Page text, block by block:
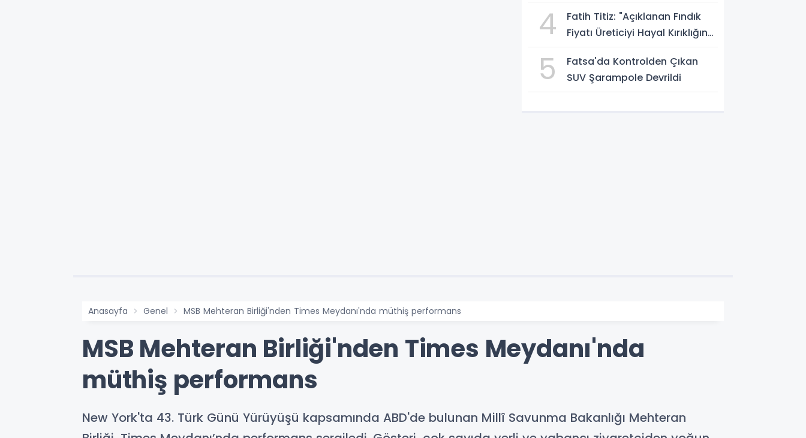
4
Fatih Titiz: "Açıklanan Fındık
Fiyatı Üreticiyi Hayal Kırıklığına
5
Fatsa'da Kontrolden Çıkan
SUV Şarampole Devrildi
Anasayfa Genel MSB Mehteran Birliği'nden Times Meydanı'nda müthiş performans
MSB Mehteran Birliği'nden Times Meydanı'nda
müthiş performans
New York'ta 43. Türk Günü Yürüyüşü kapsamında ABD'de bulunan Millî Savunma Bakanlığı Mehteran